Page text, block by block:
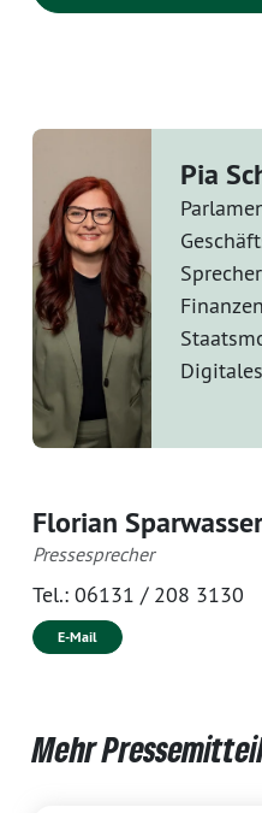
Pia
Florian Sparwasser
Pressesprecher
Tel.: 06131 / 208 3130
E-Mail
Mehr